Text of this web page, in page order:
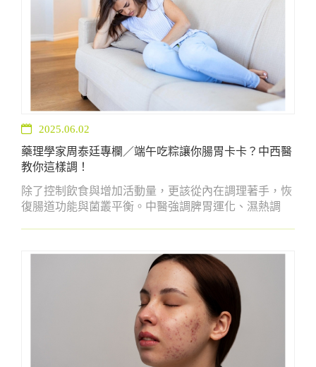
2025.06.02
藥理學家周泰廷專欄／端午吃粽讓你腸胃卡卡？中西醫
教你這樣調！
除了控制飲食與增加活動量，更該從內在調理著手，恢
復腸道功能與菌叢平衡。中醫強調脾胃運化、濕熱調